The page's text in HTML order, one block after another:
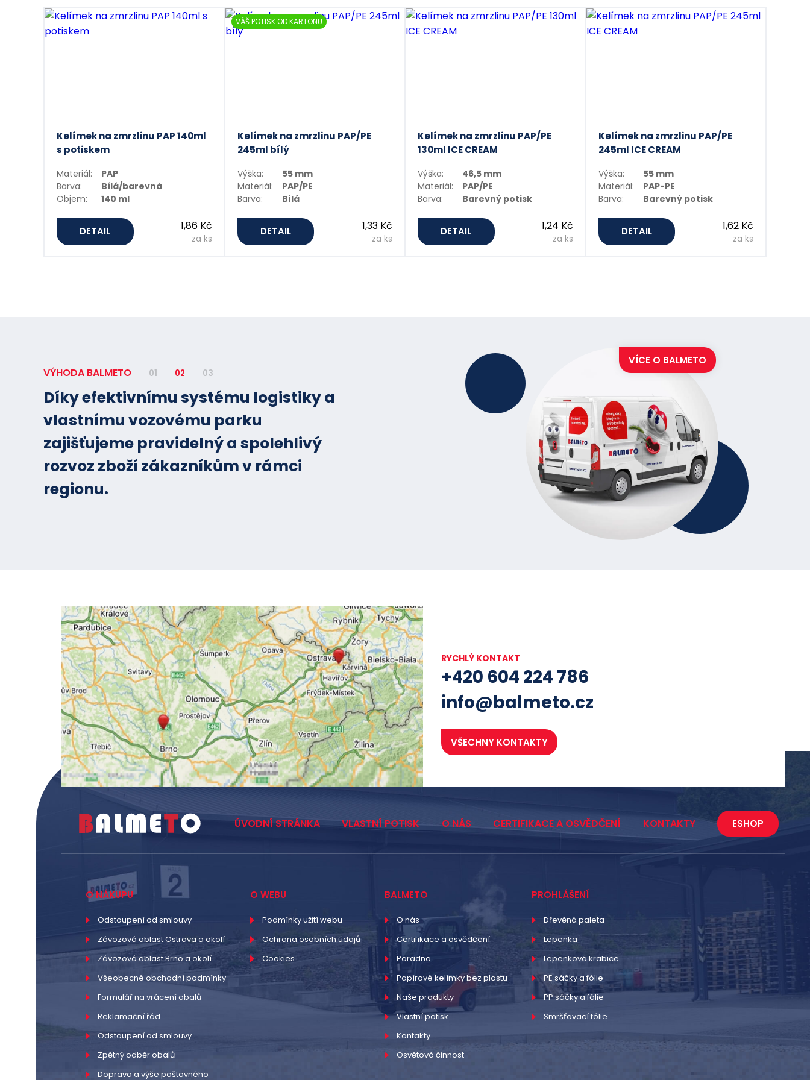
Kelímek na zmrzlinu PAP 140ml
s potiskem
Materiál:
PAP
Barva:
Bílá/barevná
Objem:
140 ml
DETAIL 1,86 Kč
za ks
VÁŠ POTISK OD KARTONU
Kelímek na zmrzlinu PAP/PE
245ml bílý
Výška:
55 mm
Materiál:
PAP/PE
Barva:
Bílá
DETAIL 1,33 Kč
za ks
Kelímek na zmrzlinu PAP/PE
130ml ICE CREAM
Výška:
46,5 mm
Materiál:
PAP/PE
Barva:
Barevný potisk
DETAIL 1,24 Kč
za ks
Kelímek na zmrzlinu PAP/PE
245ml ICE CREAM
Výška:
55 mm
Materiál:
PAP-PE
Barva:
Barevný potisk
DETAIL 1,62 Kč
za ks
VÝHODA BALMETO 01 02 03
Díky efektivnímu systému logistiky a
vlastnímu vozovému parku
zajišťujeme pravidelný a spolehlivý
rozvoz zboží zákazníkům v rámci
regionu.
VÍCE O BALMETO
RYCHLÝ KONTAKT
+420 604 224 786
info@balmeto.cz
VŠECHNY KONTAKTY
ÚVODNÍ STRÁNKA VLASTNÍ POTISK O NÁS CERTIFIKACE A OSVĚDČENÍ KONTAKTY ESHOP
O NÁKUPU
Odstoupení od smlouvy
Závozová oblast Ostrava a okolí
Závozová oblast Brno a okolí
Všeobecné obchodní podmínky
Formulář na vrácení obalů
Reklamační řád
Odstoupení od smlouvy
Zpětný odběr obalů
Doprava a výše poštovného
O WEBU
Podmínky užití webu
Ochrana osobních údajů
Cookies
BALMETO
O nás
Certifikace a osvědčení
Poradna
Papírové kelímky bez plastu
Naše produkty
Vlastní potisk
Kontakty
Osvětová činnost
PROHLÁŠENÍ
Dřevěná paleta
Lepenka
Lepenková krabice
PE sáčky a fólie
PP sáčky a fólie
Smršťovací fólie